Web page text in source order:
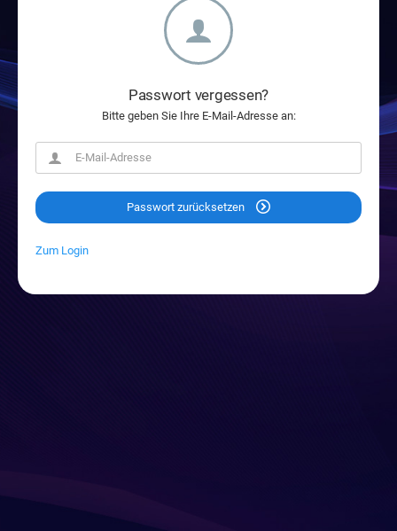
Passwort vergessen?
Bitte geben Sie Ihre E-Mail-Adresse an:
Passwort zurücksetzen
Zum Login